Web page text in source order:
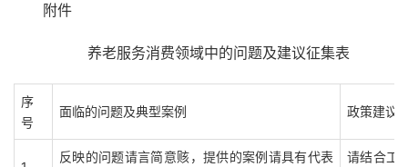
附件
养老服务消费领域中的问题及建议征集表
序
号
面临的问题及典型案例 政策建议
反映的问题请言简意赅，提供的案例请具有代表
请结合工